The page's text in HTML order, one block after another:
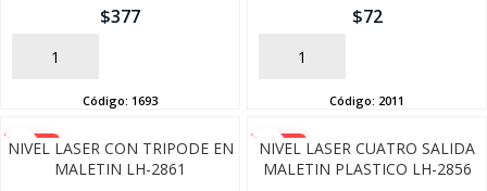
$377
AÑADIR
Código: 1693
$72
AÑADIR
Código: 2011
-10%
NIVEL LASER CON TRIPODE EN
MALETIN LH-2861
-10%
NIVEL LASER CUATRO SALIDA
MALETIN PLASTICO LH-2856